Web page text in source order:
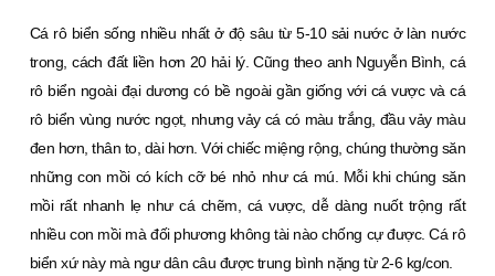
Cá rô biển sống nhiều nhất ở độ sâu từ 5-10 sải nước ở làn nước
trong, cách đất liền hơn 20 hải lý. Cũng theo anh Nguyễn Bình, cá
rô biển ngoài đại dương có bề ngoài gần giống với cá vược và cá
rô biển vùng nước ngọt, nhưng vảy cá có màu trắng, đầu vảy màu
đen hơn, thân to, dài hơn. Với chiếc miệng rộng, chúng thường săn
những con mồi có kích cỡ bé nhỏ như cá mú. Mỗi khi chúng săn
mồi rất nhanh lẹ như cá chẽm, cá vược, dễ dàng nuốt trộng rất
nhiều con mồi mà đối phương không tài nào chống cự được. Cá rô
biển xứ này mà ngư dân câu được trung bình nặng từ 2-6 kg/con.